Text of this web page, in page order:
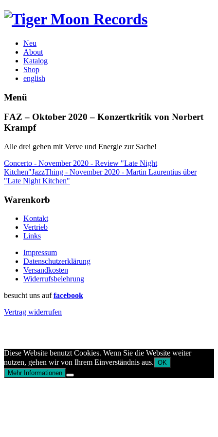
Neu
About
Katalog
Shop
english
Menü
FAZ – Oktober 2020 – Konzertkritik von Norbert
Krampf
Alle drei gehen mit Verve und Energie zur Sache!
Concerto - November 2020 - Review "Late Night
Kitchen"JazzThing - November 2020 - Martin Laurentius über
"Late Night Kitchen"
Warenkorb
Kontakt
Vertrieb
Links
Impressum
Datenschutzerklärung
Versandkosten
Widerrufsbelehrung
besucht uns auffacebook
Vertrag widerrufen
Diese Website benutzt Cookies. Wenn Sie die Website weiter
nutzen, gehen wir von Ihrem Einverständnis aus. OK
Mehr Informationen